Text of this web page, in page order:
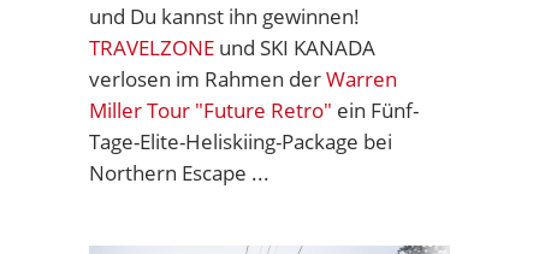
und Du kannst ihn gewinnen!
TRAVELZONE und SKI KANADA
verlosen im Rahmen derWarren
Miller Tour "Future Retro" ein Fünf-
Tage-Elite-Heliskiing-Package bei
Northern Escape